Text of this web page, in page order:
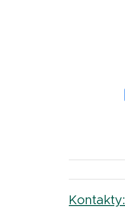
Kontakty: